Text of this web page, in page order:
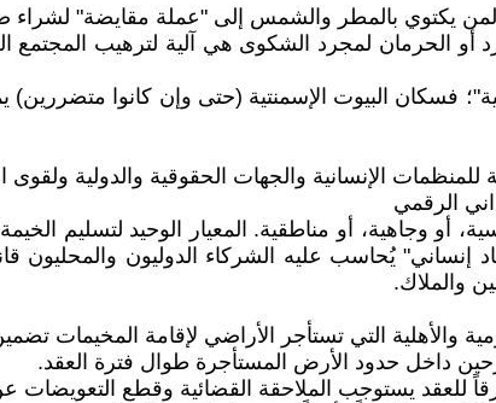
لمن يكتوي بالمطر والشمس إلى "عملة مقايضة" لشراء
أو الحرمان لمجرد الشكوى هي آلية لترهيب المجتمع
فسكان البيوت الإسمنتية (حتى وإن كانوا متضررين)
للمنظمات الإنسانية والجهات الحقوقية والدولية
أو وجاهية، أو مناطقية. المعيار الوحيد لتسليم
يُحاسب عليه الشركاء الدوليون والمحليون
والأهلية التي تستأجر الأراضي لإقامة المخيمات
داخل حدود الأرض المستأجرة طوال فترة العقد.
للعقد يستوجب الملاحقة القضائية وقطع التعويضات